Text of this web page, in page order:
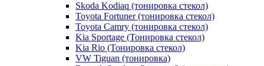
Skoda Kodiaq (тонировка стекол)
Toyota Fortuner (тонировка стекол)
Toyota Camry (тонировка стекол)
Kia Sportage (Тонировка стекол)
Kia Rio (Тонировка стекол)
VW Tiguan (тонировка)